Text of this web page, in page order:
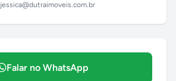
jessica@dutraimoveis.com.br
Falar no WhatsApp